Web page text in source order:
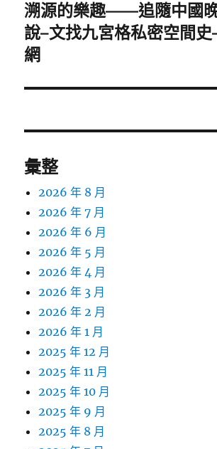
下
一
篇
章:
溯源的樂趣——追隨中國
說–文找九宮格私密空間
網
彙整
2026 年 8 月
2026 年 7 月
2026 年 6 月
2026 年 5 月
2026 年 4 月
2026 年 3 月
2026 年 2 月
2026 年 1 月
2025 年 12 月
2025 年 11 月
2025 年 10 月
2025 年 9 月
2025 年 8 月